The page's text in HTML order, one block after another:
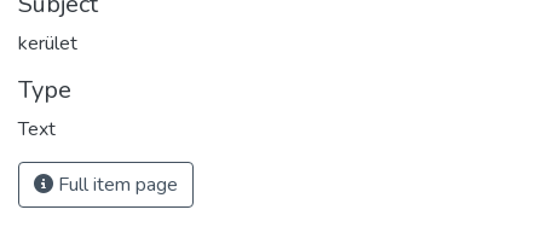
kerület
Type
Text
Full item page